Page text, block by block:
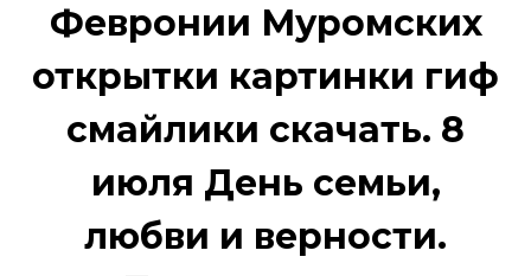
Февронии Муромских
открытки картинки гиф
смайлики скачать. 8
июля День семьи,
любви и верности.